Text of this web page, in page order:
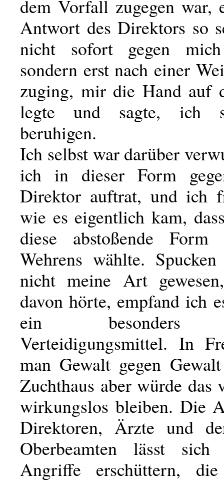
dem Vorfall zugegen war,
Antwort des Direktors so
nicht sofort gegen
sondern erst nach einer
zuging, mir die Hand auf
legte und sagte, ich
beruhigen.
Ich selbst war darüber
ich in dieser Form
Direktor auftrat, und ich
wie es eigentlich kam,
diese abstoßende
Wehrens wählte.
nicht meine Art
davon hörte, empfand ich
ein besonders
Verteidigungsmittel. In
man Gewalt gegen
Zuchthaus aber würde das
wirkungslos bleiben. Die
Direktoren, Ärzte und
Oberbeamten lässt
Angriffe erschüttern,